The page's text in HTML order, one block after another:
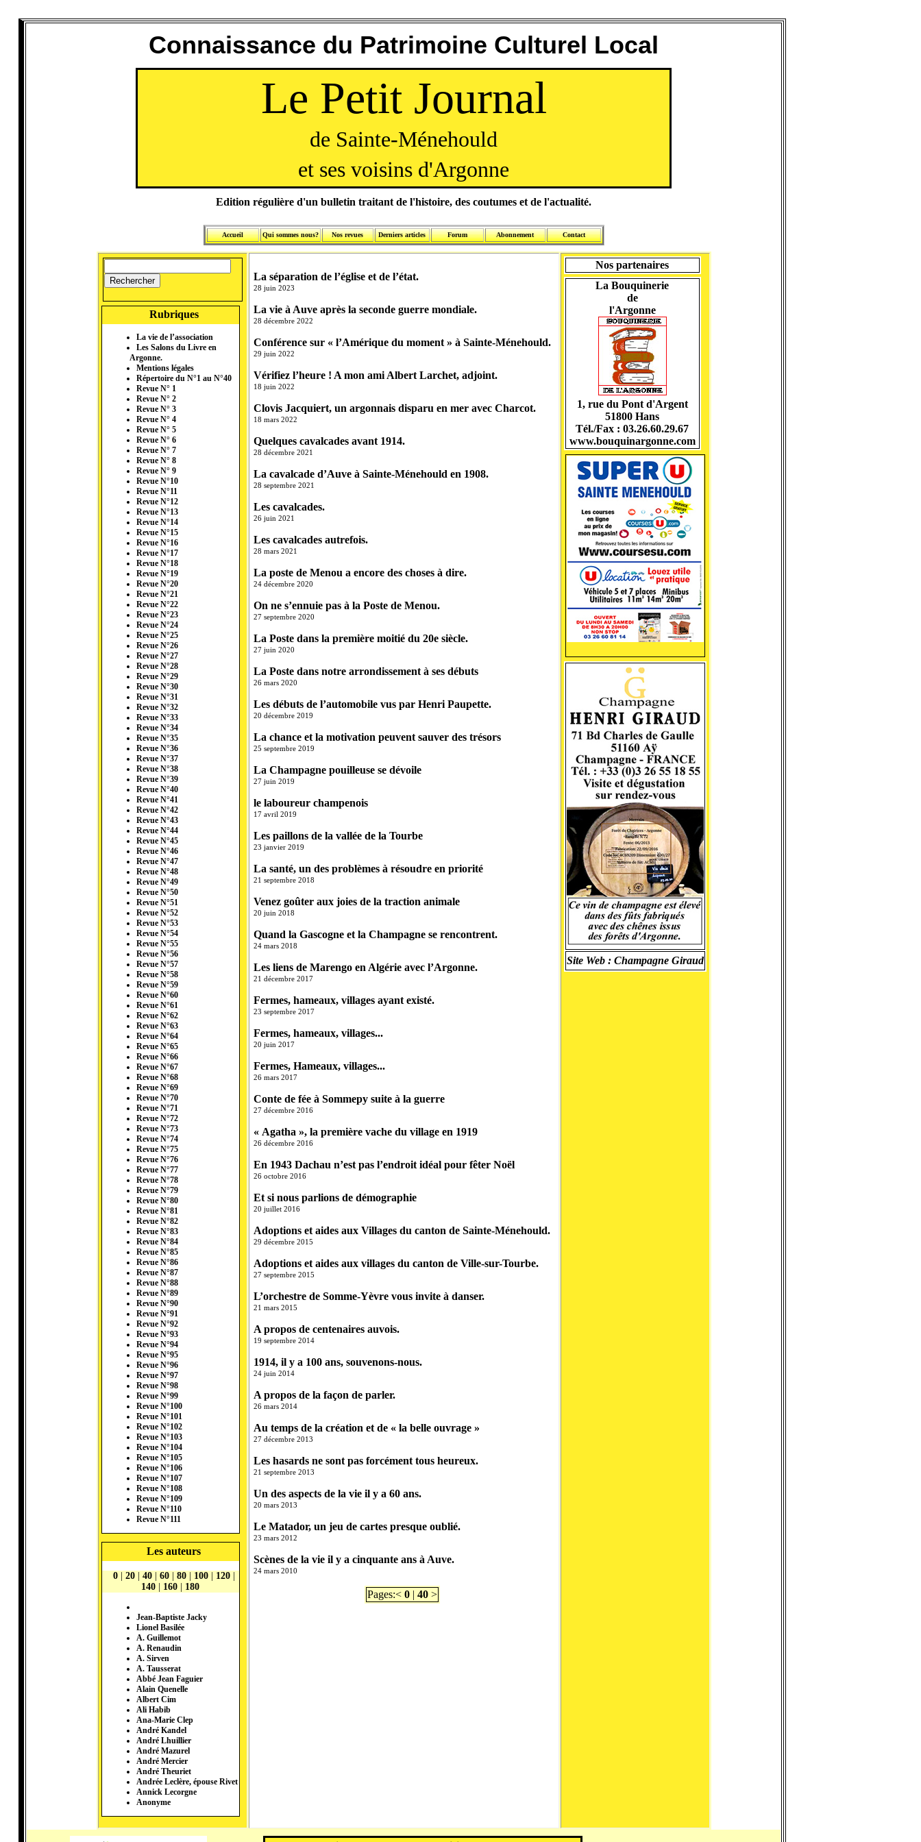
Connaissance du Patrimoine Culturel Local
Le Petit Journal
de Sainte-Ménehould
et ses voisins d'Argonne
Edition régulière d'un bulletin traitant de l'histoire, des coutumes et de l'actualité.
Accueil Qui sommes nous? Nos revues Derniers articles Forum Abonnement Contact
Rubriques
La vie de l’association
Les Salons du Livre en
Argonne.
Mentions légales
Répertoire du N°1 au N°40
Revue N° 1
Revue N° 2
Revue N° 3
Revue N° 4
Revue N° 5
Revue N° 6
Revue N° 7
Revue N° 8
Revue N° 9
Revue N°10
Revue N°11
Revue N°12
Revue N°13
Revue N°14
Revue N°15
Revue N°16
Revue N°17
Revue N°18
Revue N°19
Revue N°20
Revue N°21
Revue N°22
Revue N°23
Revue N°24
Revue N°25
Revue N°26
Revue N°27
Revue N°28
Revue N°29
Revue N°30
Revue N°31
Revue N°32
Revue N°33
Revue N°34
Revue N°35
Revue N°36
Revue N°37
Revue N°38
Revue N°39
Revue N°40
Revue N°41
Revue N°42
Revue N°43
Revue N°44
Revue N°45
Revue N°46
Revue N°47
Revue N°48
Revue N°49
Revue N°50
Revue N°51
Revue N°52
Revue N°53
Revue N°54
Revue N°55
Revue N°56
Revue N°57
Revue N°58
Revue N°59
Revue N°60
Revue N°61
Revue N°62
Revue N°63
Revue N°64
Revue N°65
Revue N°66
Revue N°67
Revue N°68
Revue N°69
Revue N°70
Revue N°71
Revue N°72
Revue N°73
Revue N°74
Revue N°75
Revue N°76
Revue N°77
Revue N°78
Revue N°79
Revue N°80
Revue N°81
Revue N°82
Revue N°83
Revue N°84
Revue N°85
Revue N°86
Revue N°87
Revue N°88
Revue N°89
Revue N°90
Revue N°91
Revue N°92
Revue N°93
Revue N°94
Revue N°95
Revue N°96
Revue N°97
Revue N°98
Revue N°99
Revue N°100
Revue N°101
Revue N°102
Revue N°103
Revue N°104
Revue N°105
Revue N°106
Revue N°107
Revue N°108
Revue N°109
Revue N°110
Revue N°111
Les auteurs
0| 20| 40| 60| 80| 100| 120|
140
160 180
Jean-Baptiste Jacky
Lionel Basilée
A. Guillemot
A. Renaudin
A. Sirven
A. Tausserat
Abbé Jean Faguier
Alain Quenelle
Albert Cim
Ali Habib
Ana-Marie Clep
André Kandel
André Lhuillier
André Mazurel
André Mercier
André Theuriet
Andrée Leclère, épouse Rivet
Annick Lecorgne
Anonyme
La séparation de l’église et de l’état.
28 juin 2023
La vie à Auve après la seconde guerre mondiale.
28 décembre 2022
Conférence sur « l’Amérique du moment » à Sainte-Ménehould.
29 juin 2022
Vérifiez l’heure ! A mon ami Albert Larchet, adjoint.
18 juin 2022
Clovis Jacquiert, un argonnais disparu en mer avec Charcot.
18 mars 2022
Quelques cavalcades avant 1914.
28 décembre 2021
La cavalcade d’Auve à Sainte-Ménehould en 1908.
28 septembre 2021
Les cavalcades.
26 juin 2021
Les cavalcades autrefois.
28 mars 2021
La poste de Menou a encore des choses à dire.
24 décembre 2020
On ne s’ennuie pas à la Poste de Menou.
27 septembre 2020
La Poste dans la première moitié du 20e siècle.
27 juin 2020
La Poste dans notre arrondissement à ses débuts
26 mars 2020
Les débuts de l’automobile vus par Henri Paupette.
20 décembre 2019
La chance et la motivation peuvent sauver des trésors
25 septembre 2019
La Champagne pouilleuse se dévoile
27 juin 2019
le laboureur champenois
17 avril 2019
Les paillons de la vallée de la Tourbe
23 janvier 2019
La santé, un des problèmes à résoudre en priorité
21 septembre 2018
Venez goûter aux joies de la traction animale
20 juin 2018
Quand la Gascogne et la Champagne se rencontrent.
24 mars 2018
Les liens de Marengo en Algérie avec l’Argonne.
21 décembre 2017
Fermes, hameaux, villages ayant existé.
23 septembre 2017
Fermes, hameaux, villages...
20 juin 2017
Fermes, Hameaux, villages...
26 mars 2017
Conte de fée à Sommepy suite à la guerre
27 décembre 2016
« Agatha », la première vache du village en 1919
26 décembre 2016
En 1943 Dachau n’est pas l’endroit idéal pour fêter Noël
26 octobre 2016
Et si nous parlions de démographie
20 juillet 2016
Adoptions et aides aux Villages du canton de Sainte-Ménehould.
29 décembre 2015
Adoptions et aides aux villages du canton de Ville-sur-Tourbe.
27 septembre 2015
L’orchestre de Somme-Yèvre vous invite à danser.
21 mars 2015
A propos de centenaires auvois.
19 septembre 2014
1914, il y a 100 ans, souvenons-nous.
24 juin 2014
A propos de la façon de parler.
26 mars 2014
Au temps de la création et de « la belle ouvrage »
27 décembre 2013
Les hasards ne sont pas forcément tous heureux.
21 septembre 2013
Un des aspects de la vie il y a 60 ans.
20 mars 2013
Le Matador, un jeu de cartes presque oublié.
23 mars 2012
Scènes de la vie il y a cinquante ans à Auve.
24 mars 2010
Pages:< 0| 40>
Nos partenaires
La Bouquinerie
de
l'Argonne
1, rue du Pont d'Argent
51800 Hans
Tél./Fax : 03.26.60.29.67
www.bouquinargonne.com
Site Web : Champagne Giraud